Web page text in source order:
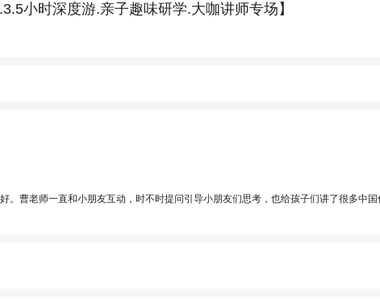
小时深度游.亲子趣味研学.大咖讲师专场】
曹老师一直和小朋友互动，时不时提问引导小朋友们思考，也给孩子们讲了很多中